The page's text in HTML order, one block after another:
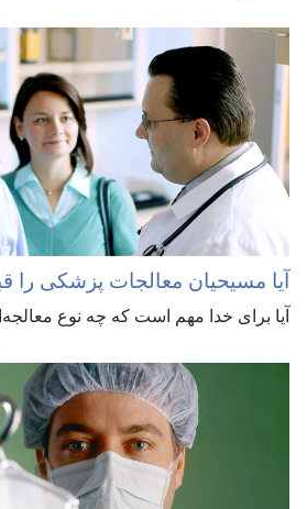
آیا مسیحیان معالجات پزشکی را
آیا برای خدا مهم است که چه نوع